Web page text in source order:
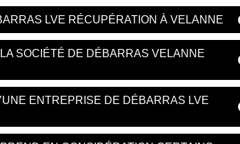
LVE RÉCUPÉRATION À VELANNE
SOCIÉTÉ DE DÉBARRAS VELANNE
ENTREPRISE DE DÉBARRAS LVE